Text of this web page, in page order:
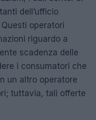
dell’ufficio
operatori
riguardo a
scadenza delle
i consumatori che
un altro operatore
tuttavia, tali offerte